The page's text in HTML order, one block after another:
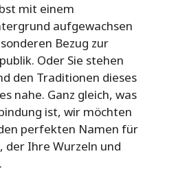
mit einem
aufgewachsen
Bezug zur
Oder Sie stehen
den Traditionen dieses
nahe. Ganz gleich, was
ist, wir möchten
perfekten Namen für
der Ihre Wurzeln und